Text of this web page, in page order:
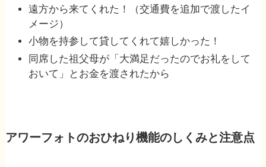
遠方から来てくれた！（交通費を追加で渡したイ
メージ）
小物を持参して貸してくれて嬉しかった！
同席した祖父母が「大満足だったのでお礼をして
おいて」とお金を渡されたから
アワーフォトのおひねり機能のしくみと注意点